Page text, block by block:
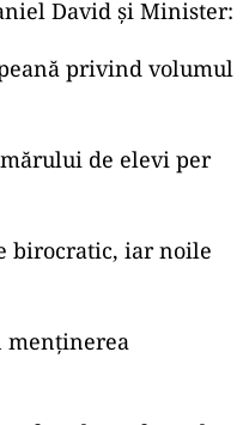
ulterior să fie
ministerului pe
faptul că analiza a
legată de
ignorate